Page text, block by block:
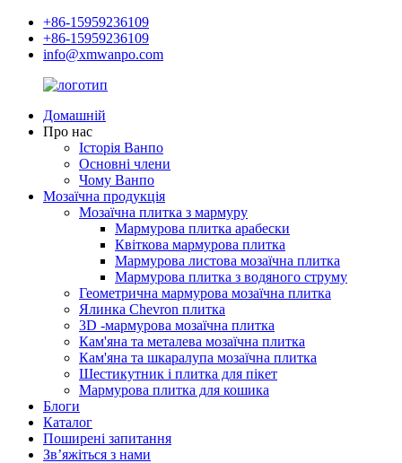
+86-15959236109
+86-15959236109
info@xmwanpo.com
Домашній
Про нас
Історія Ванпо
Основні члени
Чому Ванпо
Мозаїчна продукція
Мозаїчна плитка з мармуру
Мармурова плитка арабески
Квіткова мармурова плитка
Мармурова листова мозаїчна плитка
Мармурова плитка з водяного струму
Геометрична мармурова мозаїчна плитка
Ялинка Chevron плитка
3D -мармурова мозаїчна плитка
Кам'яна та металева мозаїчна плитка
Кам'яна та шкаралупа мозаїчна плитка
Шестикутник і плитка для пікет
Мармурова плитка для кошика
Блоги
Каталог
Поширені запитання
Зв’яжіться з нами